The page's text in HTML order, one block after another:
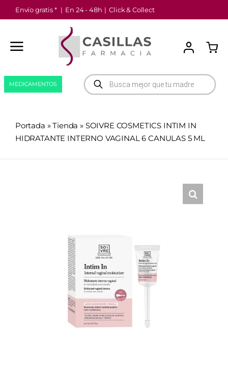
Saltar
al
Envío gratis * | En 24 - 48h | Click & Collect
Búsqueda
de
productos
MEDICAMENTOS
Portada »Tienda » SOIVRE COSMETICS INTIM IN
HIDRATANTE INTERNO VAGINAL 6 CANULAS 5 ML